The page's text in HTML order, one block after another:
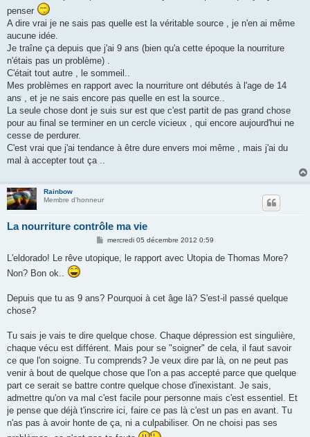
e
penser
A dire vrai je ne sais pas quelle est la véritable source , je n'en ai même
aucune idée.
Je traîne ça depuis que j'ai 9 ans (bien qu'a cette époque la nourriture
n'étais pas un problème) .
C'était tout autre , le sommeil..
Mes problèmes en rapport avec la nourriture ont débutés à l'age de 14
ans , et je ne sais encore pas quelle en est la source..
La seule chose dont je suis sur est que c'est partit de pas grand chose
pour au final se terminer en un cercle vicieux , qui encore aujourd'hui ne
cesse de perdurer.
C'est vrai que j'ai tendance à être dure envers moi même , mais j'ai du
mal à accepter tout ça ..
Rainbow
Membre d'honneur
La nourriture contrôle ma vie
M
s
mercredi 05 décembre 2012 0:59
L'eldorado! Le rêve utopique, le rapport avec Utopia de Thomas More?
Non? Bon ok..
Depuis que tu as 9 ans? Pourquoi à cet âge là? S'est-il passé quelque
chose?
Tu sais je vais te dire quelque chose. Chaque dépression est singulière,
chaque vécu est différent. Mais pour se "soigner" de cela, il faut savoir
ce que l'on soigne. Tu comprends? Je veux dire par là, on ne peut pas
venir à bout de quelque chose que l'on a pas accepté parce que quelque
part ce serait se battre contre quelque chose d'inexistant. Je sais,
admettre qu'on va mal c'est facile pour personne mais c'est essentiel. Et
je pense que déjà t'inscrire ici, faire ce pas là c'est un pas en avant. Tu
n'as pas à avoir honte de ça, ni a culpabiliser. On ne choisi pas ses